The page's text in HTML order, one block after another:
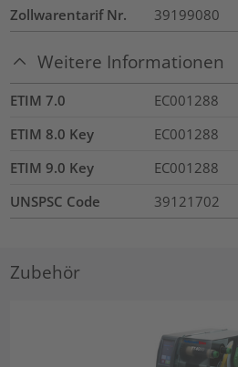
Zollwarentarif Nr. 39199080
Weitere Informationen
ETIM 7.0
EC001288
ETIM 8.0 Key
EC001288
ETIM 9.0 Key
EC001288
UNSPSC Code
39121702
Zubehör